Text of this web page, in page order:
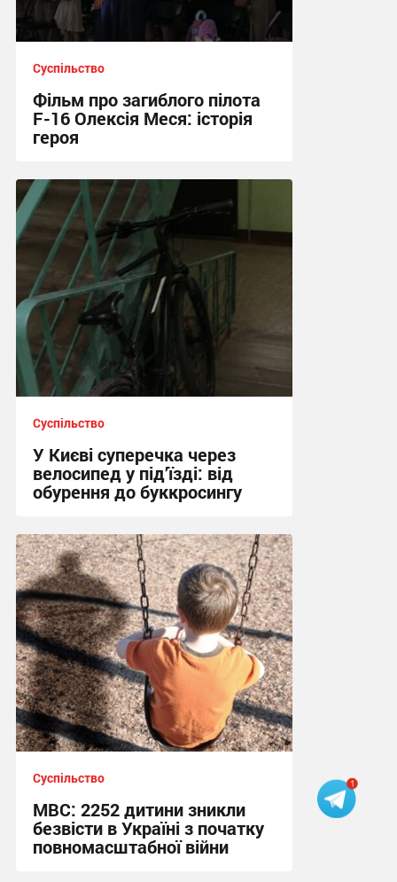
Суспільство
Фільм про загиблого пілота
F-16 Олексія Меся: історія
героя
18:30 сьогодні
Суспільство
У Києві суперечка через
велосипед у під’їзді: від
обурення до буккросингу
15:58 сьогодні
Суспільство
МВС: 2252 дитини зникли
безвісти в Україні з початку
повномасштабної війни